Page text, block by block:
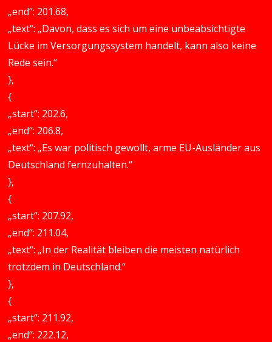
„end“: 201.68,
„text“: „Davon, dass es sich um eine unbeabsichtigte
Lücke im Versorgungssystem handelt, kann also keine
Rede sein.“
},
{
„start“: 202.6,
„end“: 206.8,
„text“: „Es war politisch gewollt, arme EU-Ausländer aus
Deutschland fernzuhalten.“
},
{
„start“: 207.92,
„end“: 211.04,
„text“: „In der Realität bleiben die meisten natürlich
trotzdem in Deutschland.“
},
{
„start“: 211.92,
„end“: 222.12,